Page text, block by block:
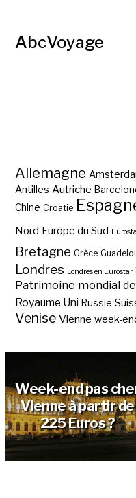
AbcVoyage
Allemagne
Antilles Autriche
Chine Croatie
Nord Europe du Sud
Bretagne Grèce
Londres Londres en Eurostar
Patrimoine mondial
Royaume Uni Russie
Venise Vienne week-
Week-end pas
Vienne à partir de
225 Euros ?